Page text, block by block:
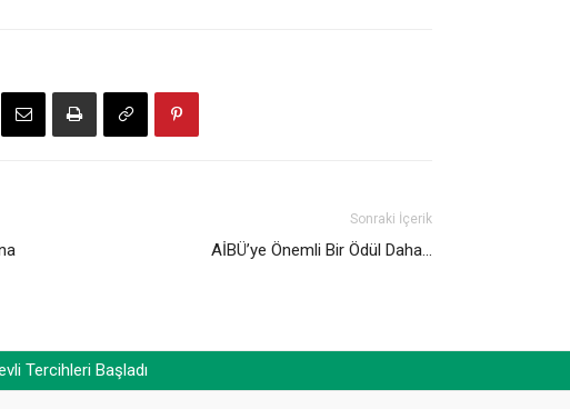
Sonraki İçerik
AİBÜ’ye Önemli Bir Ödül Daha…
Tercihleri Başladı